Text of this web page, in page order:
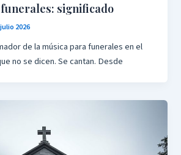
significado
2026
de la música para funerales en el
no se dicen. Se cantan. Desde